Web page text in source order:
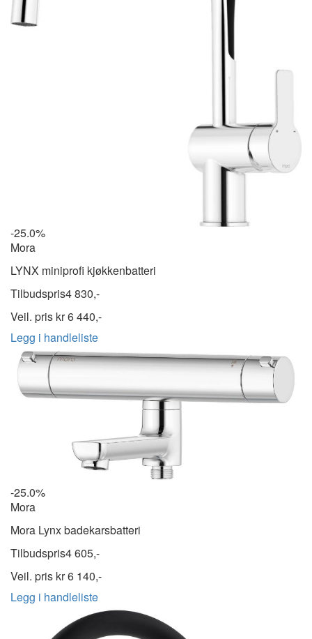
-25.0%
Mora
LYNX miniprofi kjøkkenbatteri
Tilbudspris4 830,-
Veil. pris kr6 440,-
Legg i handleliste
-25.0%
Mora
Mora Lynx badekarsbatteri
Tilbudspris4 605,-
Veil. pris kr6 140,-
Legg i handleliste